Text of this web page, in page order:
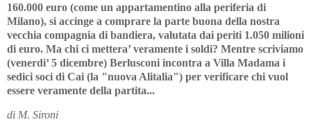
160.000 euro (come un appartamentino alla periferia di
Milano), si accinge a comprare la parte buona della nostra
vecchia compagnia di bandiera, valutata dai periti 1.050 milioni
di euro. Ma chi ci mettera’ veramente i soldi? Mentre scriviamo
(venerdi’ 5 dicembre) Berlusconi incontra a Villa Madama i
sedici soci di Cai (la "nuova Alitalia") per verificare chi vuol
essere veramente della partita...
di M. Sironi